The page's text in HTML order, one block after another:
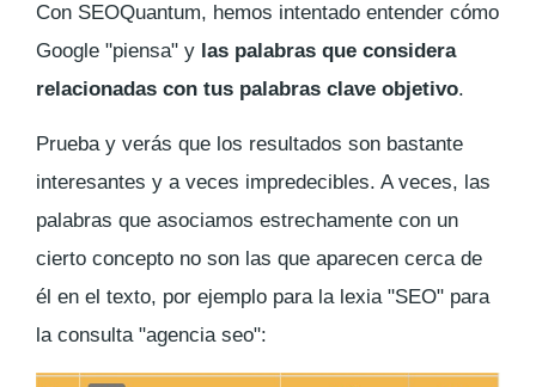
Con SEOQuantum, hemos intentado entender cómo
Google "piensa" y las palabras que considera
relacionadas con tus palabras clave objetivo.
Prueba y verás que los resultados son bastante
interesantes y a veces impredecibles. A veces, las
palabras que asociamos estrechamente con un
cierto concepto no son las que aparecen cerca de
él en el texto, por ejemplo para la lexia "SEO" para
la consulta "agencia seo":